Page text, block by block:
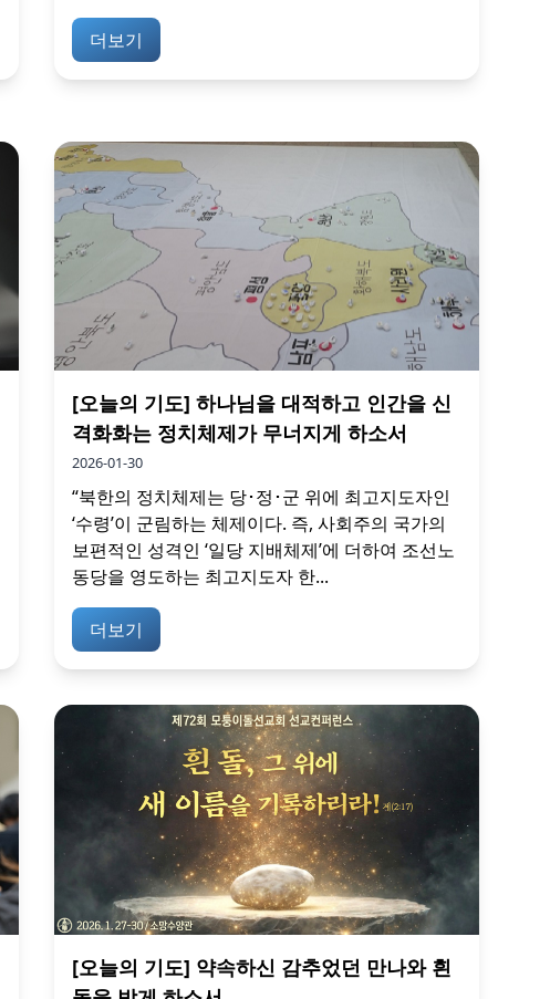
더보기
[오늘의 기도] 하나님을 대적하고 인간을 신
격화화는 정치체제가 무너지게 하소서
2026-01-30
“북한의 정치체제는 당･정･군 위에 최고지도자인
‘수령’이 군림하는 체제이다. 즉, 사회주의 국가의
보편적인 성격인 ‘일당 지배체제’에 더하여 조선노
동당을 영도하는 최고지도자 한...
더보기
[오늘의 기도] 약속하신 감추었던 만나와 흰